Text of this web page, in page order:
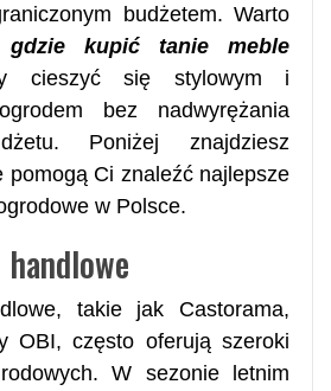
budżetem. Warto
gdzie kupić tanie meble
cieszyć się stylowym i
bez nadwyrężania
Poniżej znajdziesz
pomogą Ci znaleźć najlepsze
w Polsce.
takie jak Castorama,
OBI, często oferują szeroki
W sezonie letnim